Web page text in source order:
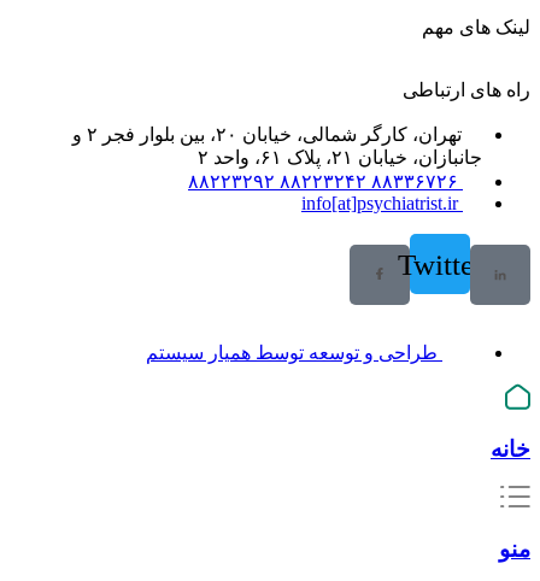
لینک های مهم
راه های ارتباطی
تهران، کارگر شمالی، خیابان ۲۰، بین بلوار فجر ۲ و
جانبازان، خیابان ۲۱، پلاک ۶۱، واحد ۲
۸۸۳۳۶۷۲۶ ۸۸۲۲۳۲۴۲ ۸۸۲۲۳۲۹۲
info[at]psychiatrist.ir
Twitter
طراحی و توسعه توسط همیار سیستم
خانه
منو